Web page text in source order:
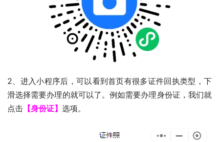
2、进入小程序后，可以看到首页有很多证件回执类型，下
滑选择需要办理的就可以了。例如需要办理身份证，我们就
点击 【身份证】 选项。